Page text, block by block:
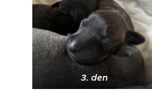
3. den